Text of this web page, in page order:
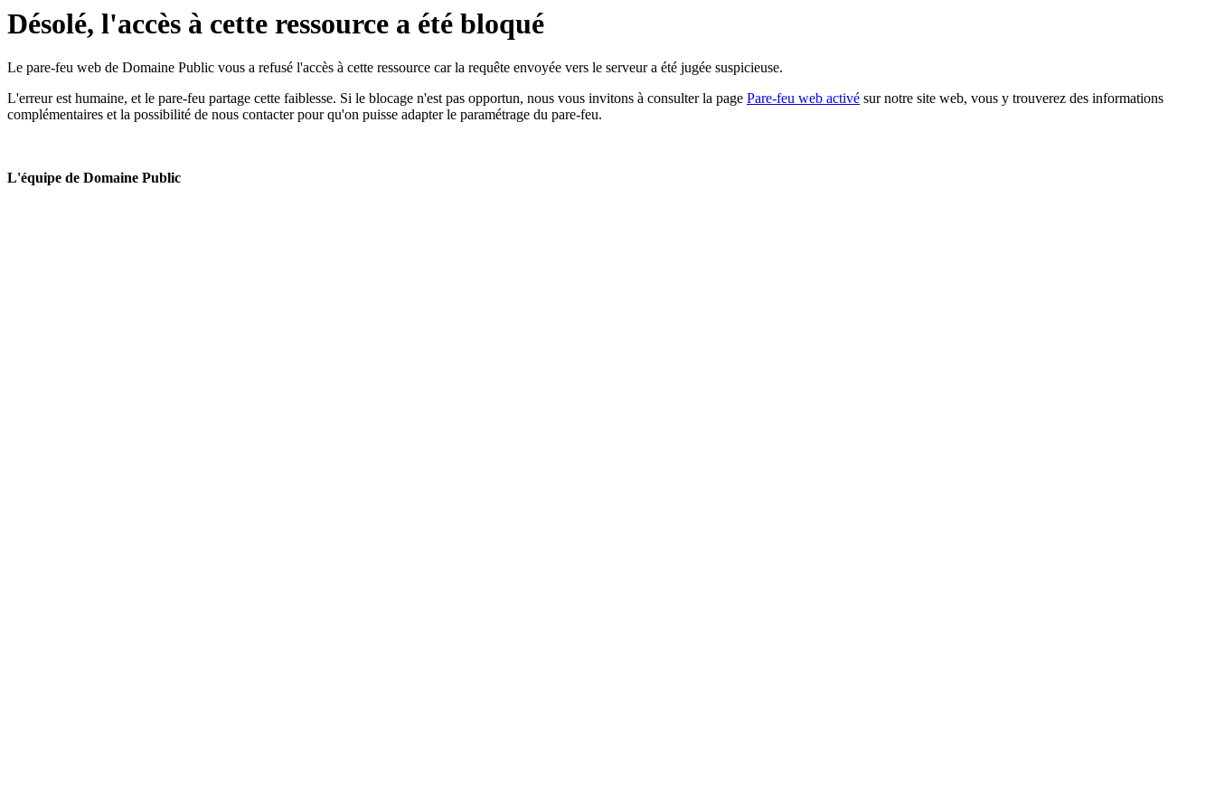
Désolé, l'accès à cette ressource a été bloqué
Le pare-feu web de Domaine Public vous a refusé l'accès à cette ressource car la requête envoyée vers le serveur a été jugée suspicieuse.
L'erreur est humaine, et le pare-feu partage cette faiblesse. Si le blocage n'est pas opportun, nous vous invitons à consulter la page Pare-feu web activé sur notre site web, vous y trouverez des informations
complémentaires et la possibilité de nous contacter pour qu'on puisse adapter le paramétrage du pare-feu.
L'équipe de Domaine Public